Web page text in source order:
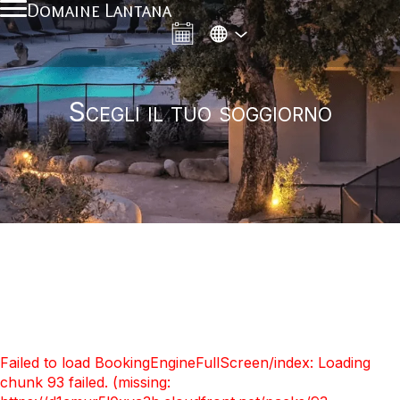
Domaine Lantana
Scegli il tuo soggiorno
Failed to load BookingEngineFullScreen/index: Loading
chunk 93 failed. (missing: